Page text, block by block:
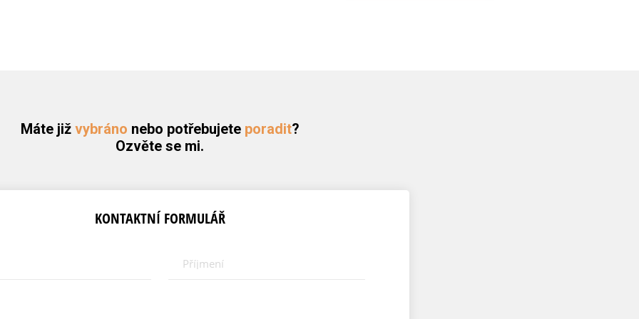
Máte již vybráno nebo potřebujete poradit?
Ozvěte se mi.
KONTAKTNÍ FORMULÁŘ